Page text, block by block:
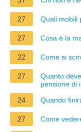
27 Quali mobili
27 Cosa è la
22 Come si
27
Quanto
pensione di
24
Quando
27 Come